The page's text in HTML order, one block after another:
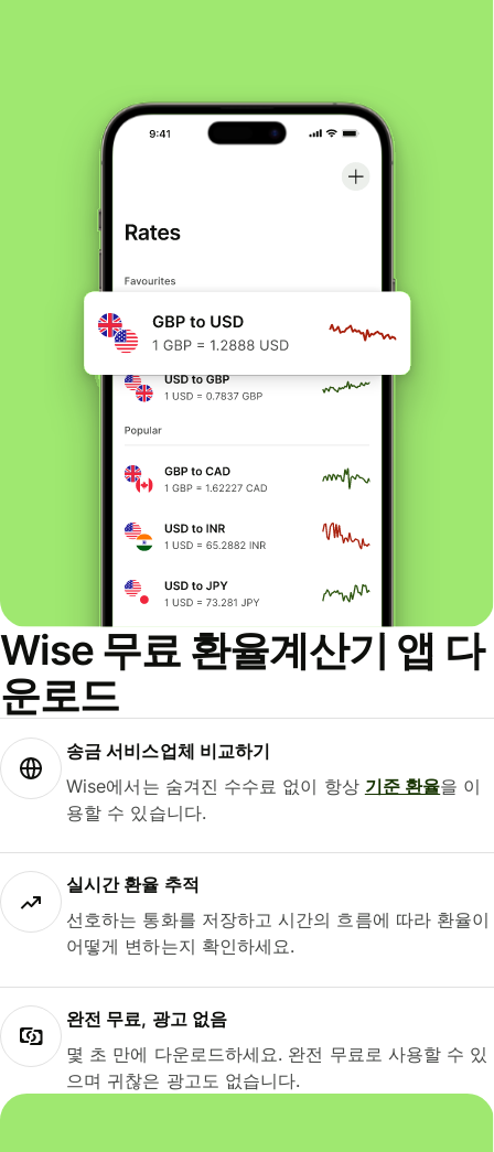
Wise 무료 환율계산기 앱 다
운로드
송금 서비스업체 비교하기
Wise에서는 숨겨진 수수료 없이 항상 기준 환율을 이
용할 수 있습니다.
실시간 환율 추적
선호하는 통화를 저장하고 시간의 흐름에 따라 환율이
어떻게 변하는지 확인하세요.
완전 무료, 광고 없음
몇 초 만에 다운로드하세요. 완전 무료로 사용할 수 있
으며 귀찮은 광고도 없습니다.